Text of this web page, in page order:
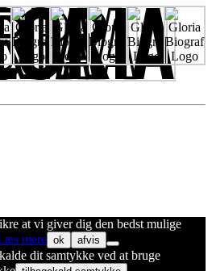
at vi giver dig den bedst mulige
mere ok afvis
dit samtykke ved at bruge